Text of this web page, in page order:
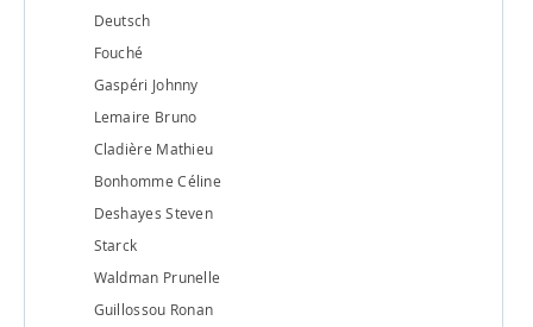
Deutsch
Fouché
Gaspéri Johnny
Lemaire Bruno
Cladière Mathieu
Bonhomme Céline
Deshayes Steven
Starck
Waldman Prunelle
Guillossou Ronan